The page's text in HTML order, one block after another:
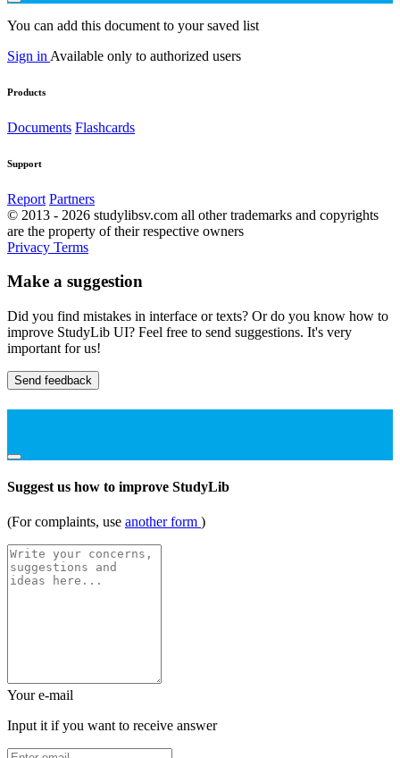
You can add this document to your saved list
Sign in Available only to authorized users
Products
Documents Flashcards
Support
Report Partners
© 2013 - 2026 studylibsv.com all other trademarks and copyrights
are the property of their respective owners
Privacy Terms
Make a suggestion
Did you find mistakes in interface or texts? Or do you know how to
improve StudyLib UI? Feel free to send suggestions. It's very
important for us!
Send feedback
Suggest us how to improve StudyLib
(For complaints, use another form )
Your e-mail
Input it if you want to receive answer